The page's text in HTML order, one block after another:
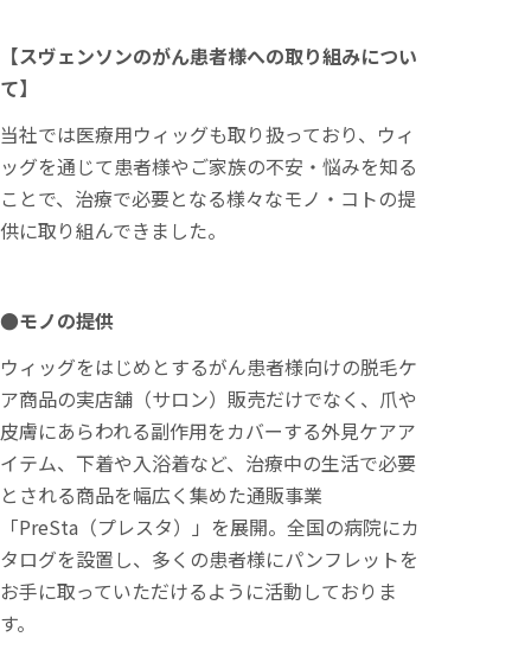
【スヴェンソンのがん患者様への取り組みについ
て】
当社では医療用ウィッグも取り扱っており、ウィ
ッグを通じて患者様やご家族の不安・悩みを知る
ことで、治療で必要となる様々なモノ・コトの提
供に取り組んできました。
●モノの提供
ウィッグをはじめとするがん患者様向けの脱毛ケ
ア商品の実店舗（サロン）販売だけでなく、爪や
皮膚にあらわれる副作用をカバーする外見ケアア
イテム、下着や入浴着など、治療中の生活で必要
とされる商品を幅広く集めた通販事業
「PreSta（プレスタ）」を展開。全国の病院にカ
タログを設置し、多くの患者様にパンフレットを
お手に取っていただけるように活動しておりま
す。